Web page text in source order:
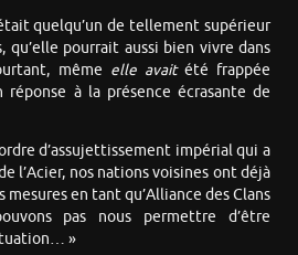
quelqu’un de tellement supérieur
qu’elle pourrait aussi bien vivre dans
même elle avait été frappée
réponse à la présence écrasante de
d’assujettissement impérial qui a
l’Acier, nos nations voisines ont déjà
mesures en tant qu’Alliance des Clans
pas nous permettre d’être
»